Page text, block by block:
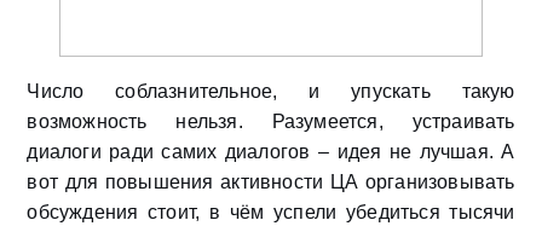
Число соблазнительное, и упускать такую
возможность нельзя. Разумеется, устраивать
диалоги ради самих диалогов – идея не лучшая. А
вот для повышения активности ЦА организовывать
обсуждения стоит, в чём успели убедиться тысячи